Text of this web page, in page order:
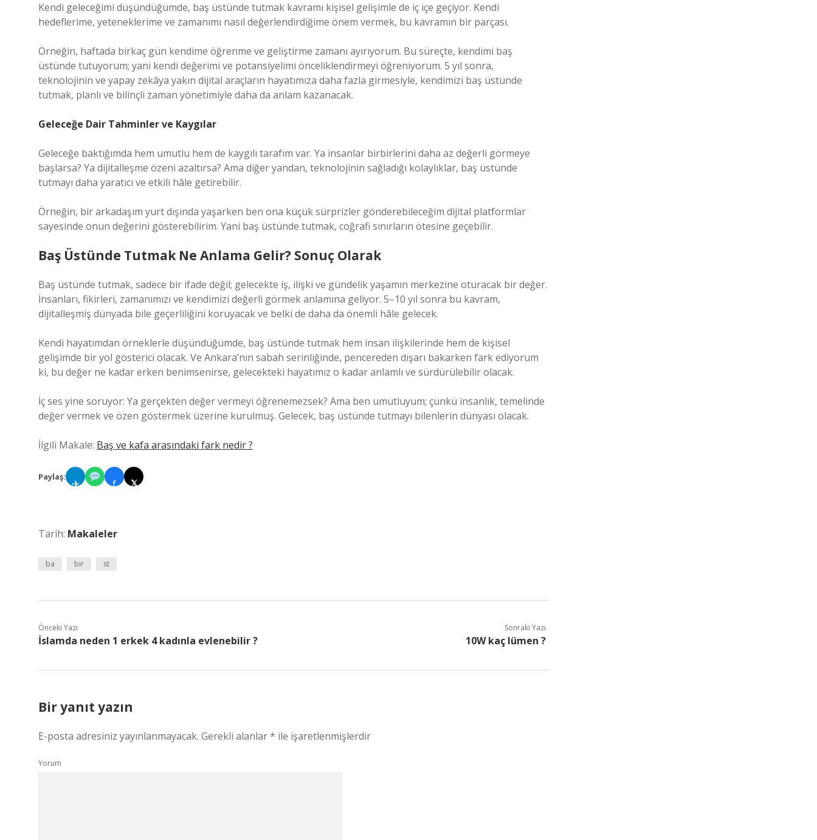
Kendi geleceğimi düşündüğümde, baş üstünde tutmak kavramı kişisel gelişimle de iç içe geçiyor. Kendi
hedeflerime, yeteneklerime ve zamanımı nasıl değerlendirdiğime önem vermek, bu kavramın bir parçası.
Örneğin, haftada birkaç gün kendime öğrenme ve geliştirme zamanı ayırıyorum. Bu süreçte, kendimi baş
üstünde tutuyorum; yani kendi değerimi ve potansiyelimi önceliklendirmeyi öğreniyorum. 5 yıl sonra,
teknolojinin ve yapay zekâya yakın dijital araçların hayatımıza daha fazla girmesiyle, kendimizi baş üstünde
tutmak, planlı ve bilinçli zaman yönetimiyle daha da anlam kazanacak.
Geleceğe Dair Tahminler ve Kaygılar
Geleceğe baktığımda hem umutlu hem de kaygılı tarafım var. Ya insanlar birbirlerini daha az değerli görmeye
başlarsa? Ya dijitalleşme özeni azaltırsa? Ama diğer yandan, teknolojinin sağladığı kolaylıklar, baş üstünde
tutmayı daha yaratıcı ve etkili hâle getirebilir.
Örneğin, bir arkadaşım yurt dışında yaşarken ben ona küçük sürprizler gönderebileceğim dijital platformlar
sayesinde onun değerini gösterebilirim. Yani baş üstünde tutmak, coğrafi sınırların ötesine geçebilir.
Baş Üstünde Tutmak Ne Anlama Gelir? Sonuç Olarak
Baş üstünde tutmak, sadece bir ifade değil; gelecekte iş, ilişki ve gündelik yaşamın merkezine oturacak bir değer.
İnsanları, fikirleri, zamanımızı ve kendimizi değerli görmek anlamına geliyor. 5–10 yıl sonra bu kavram,
dijitalleşmiş dünyada bile geçerliliğini koruyacak ve belki de daha da önemli hâle gelecek.
Kendi hayatımdan örneklerle düşündüğümde, baş üstünde tutmak hem insan ilişkilerinde hem de kişisel
gelişimde bir yol gösterici olacak. Ve Ankara’nın sabah serinliğinde, pencereden dışarı bakarken fark ediyorum
ki, bu değer ne kadar erken benimsenirse, gelecekteki hayatımız o kadar anlamlı ve sürdürülebilir olacak.
İç ses yine soruyor: Ya gerçekten değer vermeyi öğrenemezsek? Ama ben umutluyum; çünkü insanlık, temelinde
değer vermek ve özen göstermek üzerine kurulmuş. Gelecek, baş üstünde tutmayı bilenlerin dünyası olacak.
İlgili Makale: Baş ve kafa arasındaki fark nedir ?
Paylaş:
✈ f 𝕏
Tarih: Makaleler
ba bir st
Önceki Yazı
İslamda neden 1 erkek 4 kadınla evlenebilir ?
Sonraki Yazı
10W kaç lümen ?
Bir yanıt yazın
E-posta adresiniz yayınlanmayacak. Gerekli alanlar* ile işaretlenmişlerdir
Yorum